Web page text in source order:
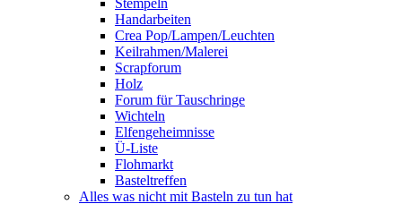
Handarbeiten
Crea Pop/Lampen/Leuchten
Keilrahmen/Malerei
Scrapforum
Holz
Forum für Tauschringe
Wichteln
Elfengeheimnisse
Ü-Liste
Flohmarkt
Basteltreffen
Alles was nicht mit Basteln zu tun hat